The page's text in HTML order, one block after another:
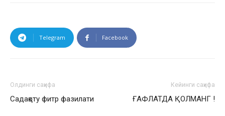
Telegram Facebook
Олдинги саҳифа
Садақоту фитр фазилати
Кейинги саҳифа
ҒАФЛАТДА ҚОЛМАНГ !